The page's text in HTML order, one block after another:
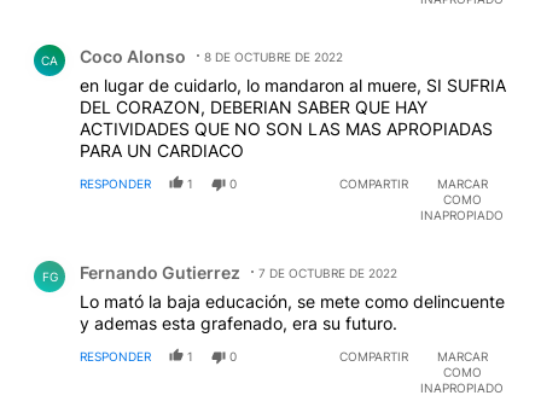
CA Coco Alonso 8 DE OCTUBRE DE 2022
en lugar de cuidarlo, lo mandaron al muere, SI SUFRIA
DEL CORAZON, DEBERIAN SABER QUE HAY
ACTIVIDADES QUE NO SON LAS MAS APROPIADAS
PARA UN CARDIACO
RESPONDER 1 0 COMPARTIR
MARCAR
COMO
INAPROPIADO
FG Fernando Gutierrez 7 DE OCTUBRE DE 2022
Lo mató la baja educación, se mete como delincuente
y ademas esta grafenado, era su futuro.
RESPONDER 1 0 COMPARTIR
MARCAR
COMO
INAPROPIADO